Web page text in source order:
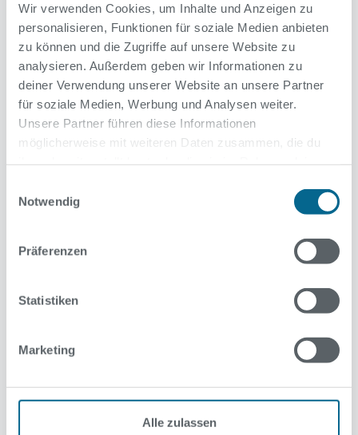
Wir verwenden Cookies, um Inhalte und Anzeigen zu
personalisieren, Funktionen für soziale Medien anbieten
zu können und die Zugriffe auf unsere Website zu
analysieren. Außerdem geben wir Informationen zu
deiner Verwendung unserer Website an unsere Partner
für soziale Medien, Werbung und Analysen weiter.
Unsere Partner führen diese Informationen
möglicherweise mit weiteren Daten zusammen, die du
Notwendig
Präferenzen
Statistiken
Marketing
Alle zulassen